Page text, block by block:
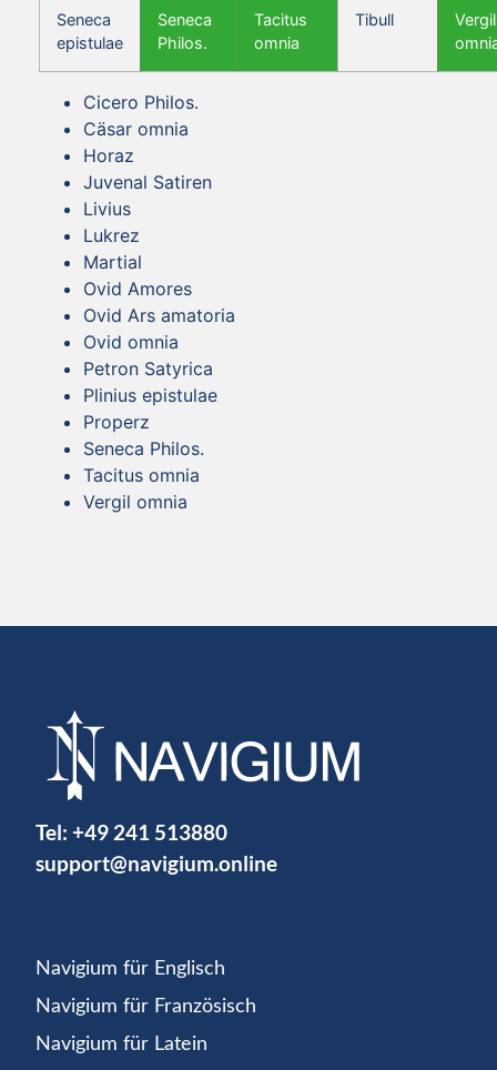
Seneca
epistulae
Seneca
Philos.
Tacitus
omnia
Tibull
Vergil
Cicero Philos.
Cäsar omnia
Horaz
Juvenal Satiren
Livius
Lukrez
Martial
Ovid Amores
Ovid Ars amatoria
Ovid omnia
Petron Satyrica
Plinius epistulae
Properz
Seneca Philos.
Tacitus omnia
Vergil omnia
Tel: +49 241 513880
support@navigium.online
Navigium für Englisch
Navigium für Französisch
Navigium für Latein